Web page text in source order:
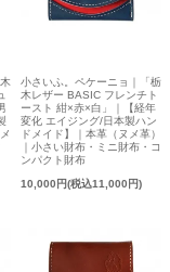
小さいふ。ペケーニョ｜「栃
木レザー BASIC フレンチト
ースト 紺×赤×白」｜【経年
変化 エイジング/日本製ハン
ドメイド】｜本革（ヌメ革）
｜小さい財布・ミニ財布・コ
ンパクト財布
10,000円(税込11,000円)